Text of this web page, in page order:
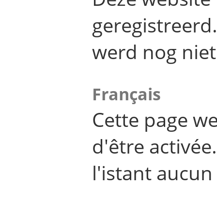
werd nog
Français
Cette page
d'être
l'istant